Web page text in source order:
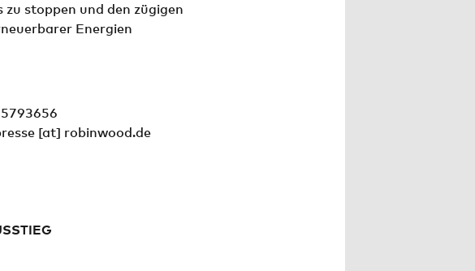
stoppen und den zügigen
Energien
[at] robinwood.de